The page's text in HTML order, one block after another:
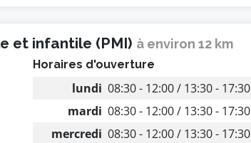
et infantile (PMI) à environ 12 km
Horaires d'ouverture
lundi 08:30 - 12:00 / 13:30 - 17:30
mardi 08:30 - 12:00 / 13:30 - 17:30
mercredi 08:30 - 12:00 / 13:30 - 17:30